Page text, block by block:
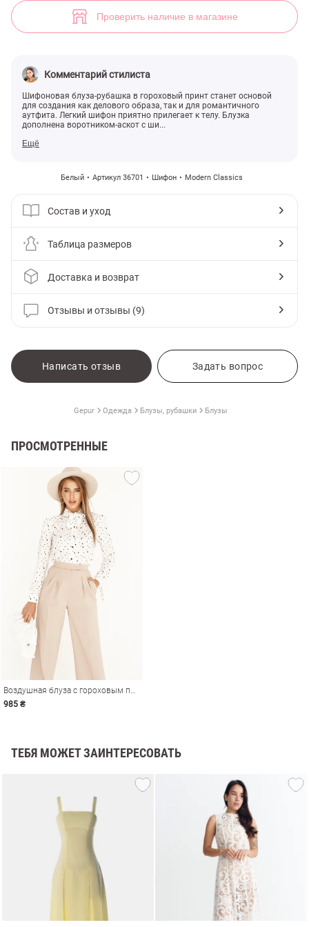
Проверить наличие в магазине
Комментарий стилиста
Шифоновая блуза-рубашка в гороховый принт станет основой
для создания как делового образа, так и для романтичного
аутфита. Легкий шифон приятно прилегает к телу. Блузка
дополнена воротником-аскот с ши...
Ещё
Белый Артикул 36701 Шифон Modern Classics
Состав и уход
Таблица размеров
Доставка и возврат
Отзывы и отзывы (9)
Написать отзыв Задать вопрос
Gepur Одежда Блузы, рубашки Блузы
ПРОСМОТРЕННЫЕ
Воздушная блуза с гороховым принтом
985 ₴
ТЕБЯ МОЖЕТ ЗАИНТЕРЕСОВАТЬ
Воздушная блуза с гороховым принтом (арт. 36701) ♡ интернет-